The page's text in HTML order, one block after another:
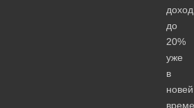
до
20%
уже
в